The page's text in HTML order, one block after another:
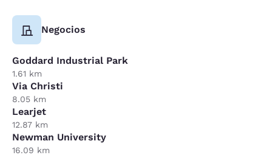
Negocios
Goddard Industrial Park
1.61 km
Via Christi
8.05 km
Learjet
12.87 km
Newman University
16.09 km